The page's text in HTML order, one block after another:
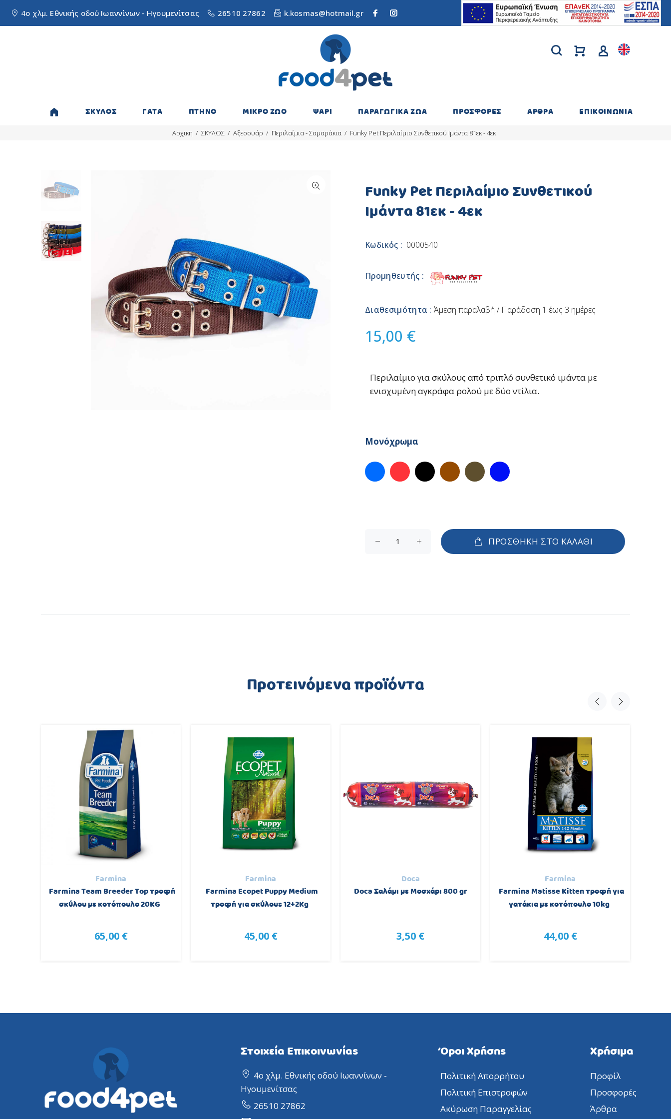
4ο χλμ. Εθνικής οδού Ιωαννίνων - Ηγουμενίτσας 26510 27862 k.kosmas@hotmail.gr
ΣΚΥΛΟΣ ΓΑΤΑ ΠΤΗΝΟ ΜΙΚΡΟ ΖΩΟ ΨΑΡΙ ΠΑΡΑΓΩΓΙΚΑ ΖΩΑ ΠΡΟΣΦΟΡΕΣ ΑΡΘΡΑ ΕΠΙΚΟΙΝΩΝΙΑ
Αρχικη ΣΚΥΛΟΣ Αξεσουάρ Περιλαίμια - Σαμαράκια Funky Pet Περιλαίμιο Συνθετικού Ιμάντα 81εκ - 4εκ
Funky Pet Περιλαίμιο Συνθετικού
Ιμάντα 81εκ - 4εκ
Κωδικός : 0000540
Προμηθευτής :
Διαθεσιμότητα :Άμεση παραλαβή / Παράδoση 1 έως 3 ημέρες
15,00 €
Περιλαίμιο για σκύλους από τριπλό συνθετικό ιμάντα με
ενισχυμένη αγκράφα ρολού με δύο ντίλια.
Μονόχρωμα
ΠΡΟΣΘΗΚΗ ΣΤΟ ΚΑΛΑΘΙ
Προτεινόμενα προϊόντα
Farmina
Farmina Team Breeder Top τροφή
σκύλου με κοτόπουλο 20KG
65,00 €
Farmina
Farmina Ecopet Puppy Medium
τροφή για σκύλους 12+2Kg
45,00 €
Doca
Doca Σαλάμι με Μοσχάρι 800 gr
3,50 €
Farmina
Farmina Matisse Kitten τροφή για
γατάκια με κοτόπουλο 10kg
44,00 €
Στοιχεία Επικοινωνίας
4ο χλμ. Εθνικής οδού Ιωαννίνων -
Ηγουμενίτσας
26510 27862
Όροι Χρήσης
Πολιτική Απορρήτου
Πολιτική Επιστροφών
Ακύρωση Παραγγελίας
Χρήσιμα
Προφίλ
Προσφορές
Άρθρα